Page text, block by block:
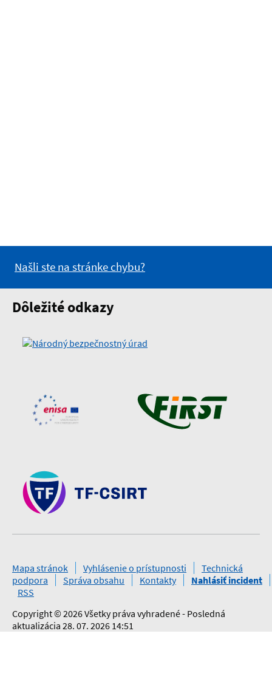
Našli ste na stránke chybu?
Dôležité odkazy
Mapa stránok Vyhlásenie o prístupnosti
Technická
podpora
Správa obsahu Kontakty
Nahlásiť incident
RSS
Copyright © 2026 Všetky práva vyhradené - Posledná
aktualizácia 28. 07. 2026 14:51